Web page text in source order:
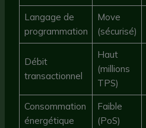
Langage de
programmation
Move
(sécurisé)
Débit
transactionnel
Haut
(millions
TPS)
Consommation
énergétique
Faible
(PoS)